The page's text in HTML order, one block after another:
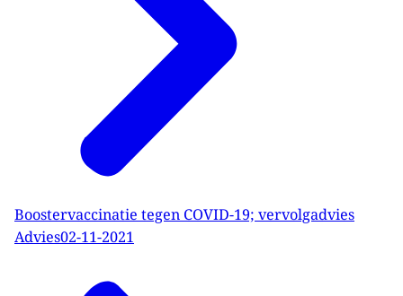
Boostervaccinatie tegen COVID-19; vervolgadvies
Advies02-11-2021